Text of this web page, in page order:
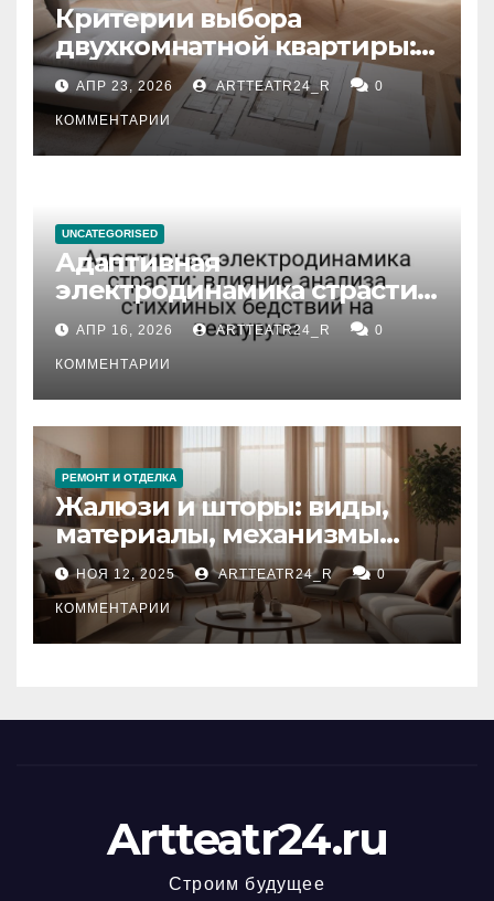
Критерии выбора
двухкомнатной квартиры:
планировка, площадь,
состояние и документация
АПР 23, 2026 ARTTEATR24_R 0
КОММЕНТАРИИ
UNCATEGORISED
Адаптивная
электродинамика страсти:
влияние анализа
стихийных бедствий на
тезауруса
АПР 16, 2026 ARTTEATR24_R 0
КОММЕНТАРИИ
РЕМОНТ И ОТДЕЛКА
Жалюзи и шторы: виды,
материалы, механизмы
управления и уход
НОЯ 12, 2025 ARTTEATR24_R 0
КОММЕНТАРИИ
Artteatr24.ru
Строим будущее